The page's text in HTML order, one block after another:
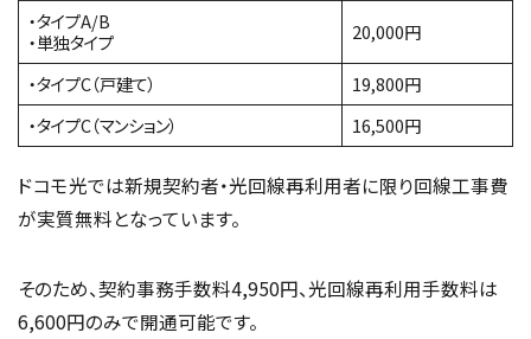
・タイプA/B
・単独タイプ
20,000円
・タイプC（戸建て）
19,800円
・タイプC（マンション）
16,500円
ドコモ光では新規契約者・光回線再利用者に限り回線工事費
が実質無料となっています。
そのため、契約事務手数料4,950円、光回線再利用手数料は
6,600円のみで開通可能です。